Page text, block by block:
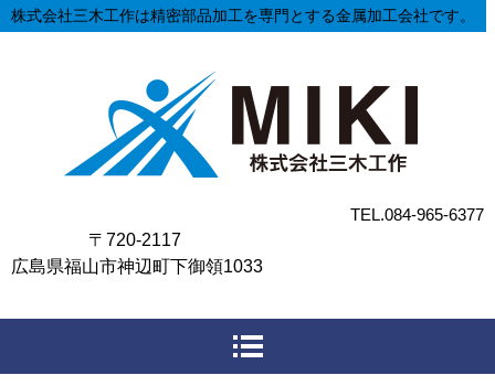
株式会社三木工作は精密部品加工を専門とする金属加工会社です。
TEL.084-965-6377
〒720-2117
広島県福山市神辺町下御領1033